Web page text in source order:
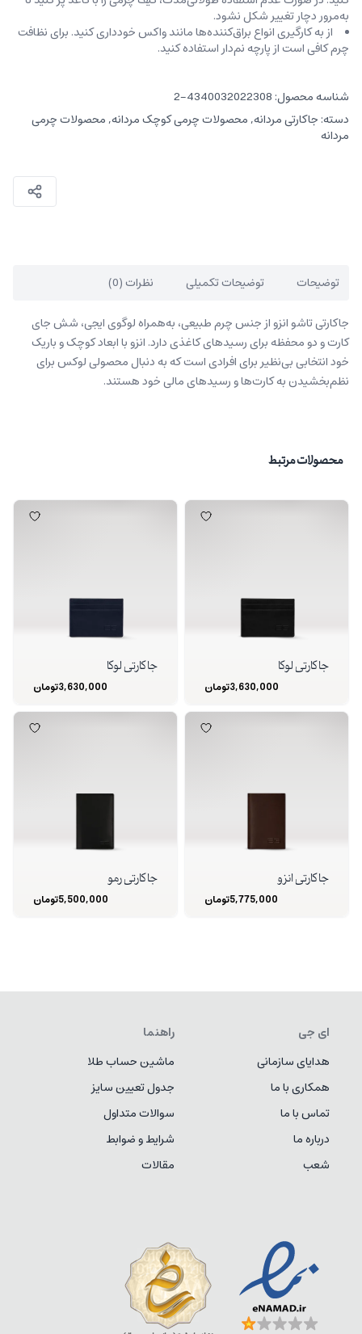
به‌مرور دچار تغییر شکل نشود.
از به کارگیری انواع براق‌کننده‌ها مانند واکس خودداری کنید. برای نظافت
چرم کافی است از پارچه‌ نم‌دار استفاده کنید.
شناسه محصول: 4340032022308-2
دسته: جاکارتی مردانه,محصولات چرمی کوچک مردانه,محصولات چرمی
مردانه
توضیحات توضیحات تکمیلی نظرات (0)
جاکارتی تاشو انزو از جنس چرم طبیعی، به‌همراه لوگوی ایجی، شش جای
کارت و دو محفظه برای رسیدهای کاغذی دارد. انزو با ابعاد کوچک و باریک
خود انتخابی بی‌نظیر برای افرادی است که به دنبال محصولی لوکس برای
نظم‌بخشیدن به کارت‌ها و رسیدهای مالی خود هستند.
محصولات مرتبط
جا کارتی لوکا
3,630,000تومان
جا کارتی لوکا
3,630,000تومان
جا کارتی انزو
5,775,000تومان
جا کارتی رمو
5,500,000تومان
ای جی
هدایای سازمانی
همکاری با ما
تماس با ما
درباره ما
شعب
راهنما
ماشین حساب طلا
جدول تعیین سایز
سوالات متداول
شرایط و ضوابط
مقالات